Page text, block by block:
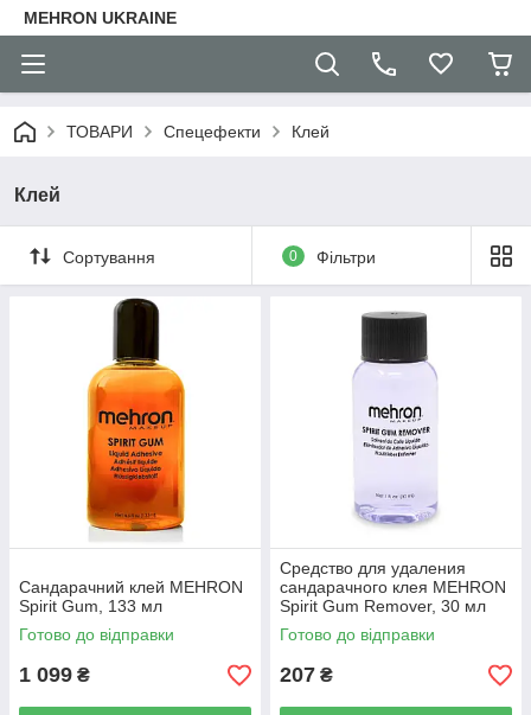
MEHRON UKRAINE
ТОВАРИ Спецефекти Клей
Клей
Сортування 0 Фільтри
Сандарачний клей MEHRON
Spirit Gum, 133 мл
Готово до відправки
1 099 ₴
Средство для удаления
сандарачного клея MEHRON
Spirit Gum Remover, 30 мл
Готово до відправки
207 ₴